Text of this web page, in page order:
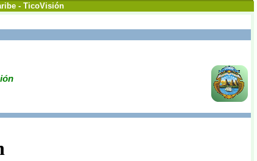
- TicoVisión